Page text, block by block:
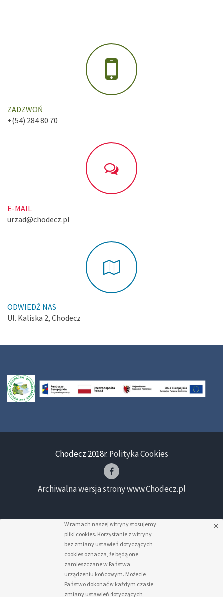
ZADZWOŃ
+(54) 284 80 70
E-MAIL
urzad@chodecz.pl
ODWIEDŹ NAS
Ul. Kaliska 2, Chodecz
Chodecz 2018r. Polityka Cookies
Archiwalna wersja strony www.Chodecz.pl
W ramach naszej witryny stosujemy
pliki cookies. Korzystanie z witryny
bez zmiany ustawień dotyczących
cookies oznacza, że będą one
zamieszczane w Państwa
urządzeniu końcowym. Możecie
Państwo dokonać w każdym czasie
zmiany ustawień dotyczących